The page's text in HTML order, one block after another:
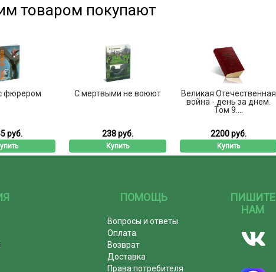
товаром покупают
фюрером
руб.
С мертвыми не воюют
238 руб.
Купить
Великая Отечественная
война - день за днем.
Том 9....
2200 руб.
Купить
ПОМОЩЬ
Вопросы и ответы
Оплата
Возврат
Доставка
Права потребителя
ПИШИТЕ
НАМ